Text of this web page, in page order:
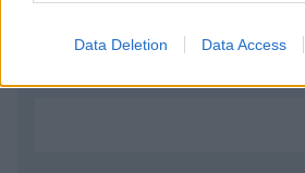
Data Deletion Data Access
ΠΡΟΣΘΗΚΗ ΣΧΟΛΙΟΥ
ΌΝΟΜΑ *